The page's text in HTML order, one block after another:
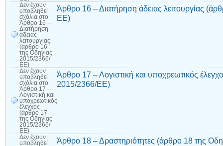
Δεν έχουν
υποβληθεί
σχόλια στο
Άρθρο 16 –
Διατήρηση
άδειας
λειτουργίας
(άρθρο 16
της Οδηγίας
2015/2366/
ΕΕ)
Άρθρο 16 – Διατήρηση άδειας λειτουργίας
ΕΕ)
Δεν έχουν
υποβληθεί
σχόλια στο
Άρθρο 17 –
Λογιστική και
υποχρεωτικός
έλεγχος
(άρθρο 17
της Οδηγίας
2015/2366/
ΕΕ)
Άρθρο 17 – Λογιστική και υποχρεωτικός
2015/2366/ΕΕ)
Δεν έχουν
υποβληθεί
Άρθρο 18 – Δραστηριότητες (άρθρο 18 της